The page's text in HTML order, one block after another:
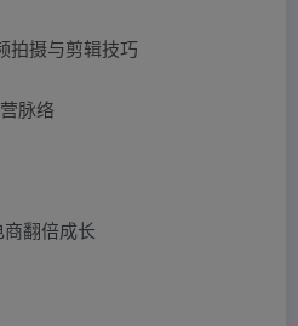
拍摄与剪辑技巧
脉络
翻倍成长